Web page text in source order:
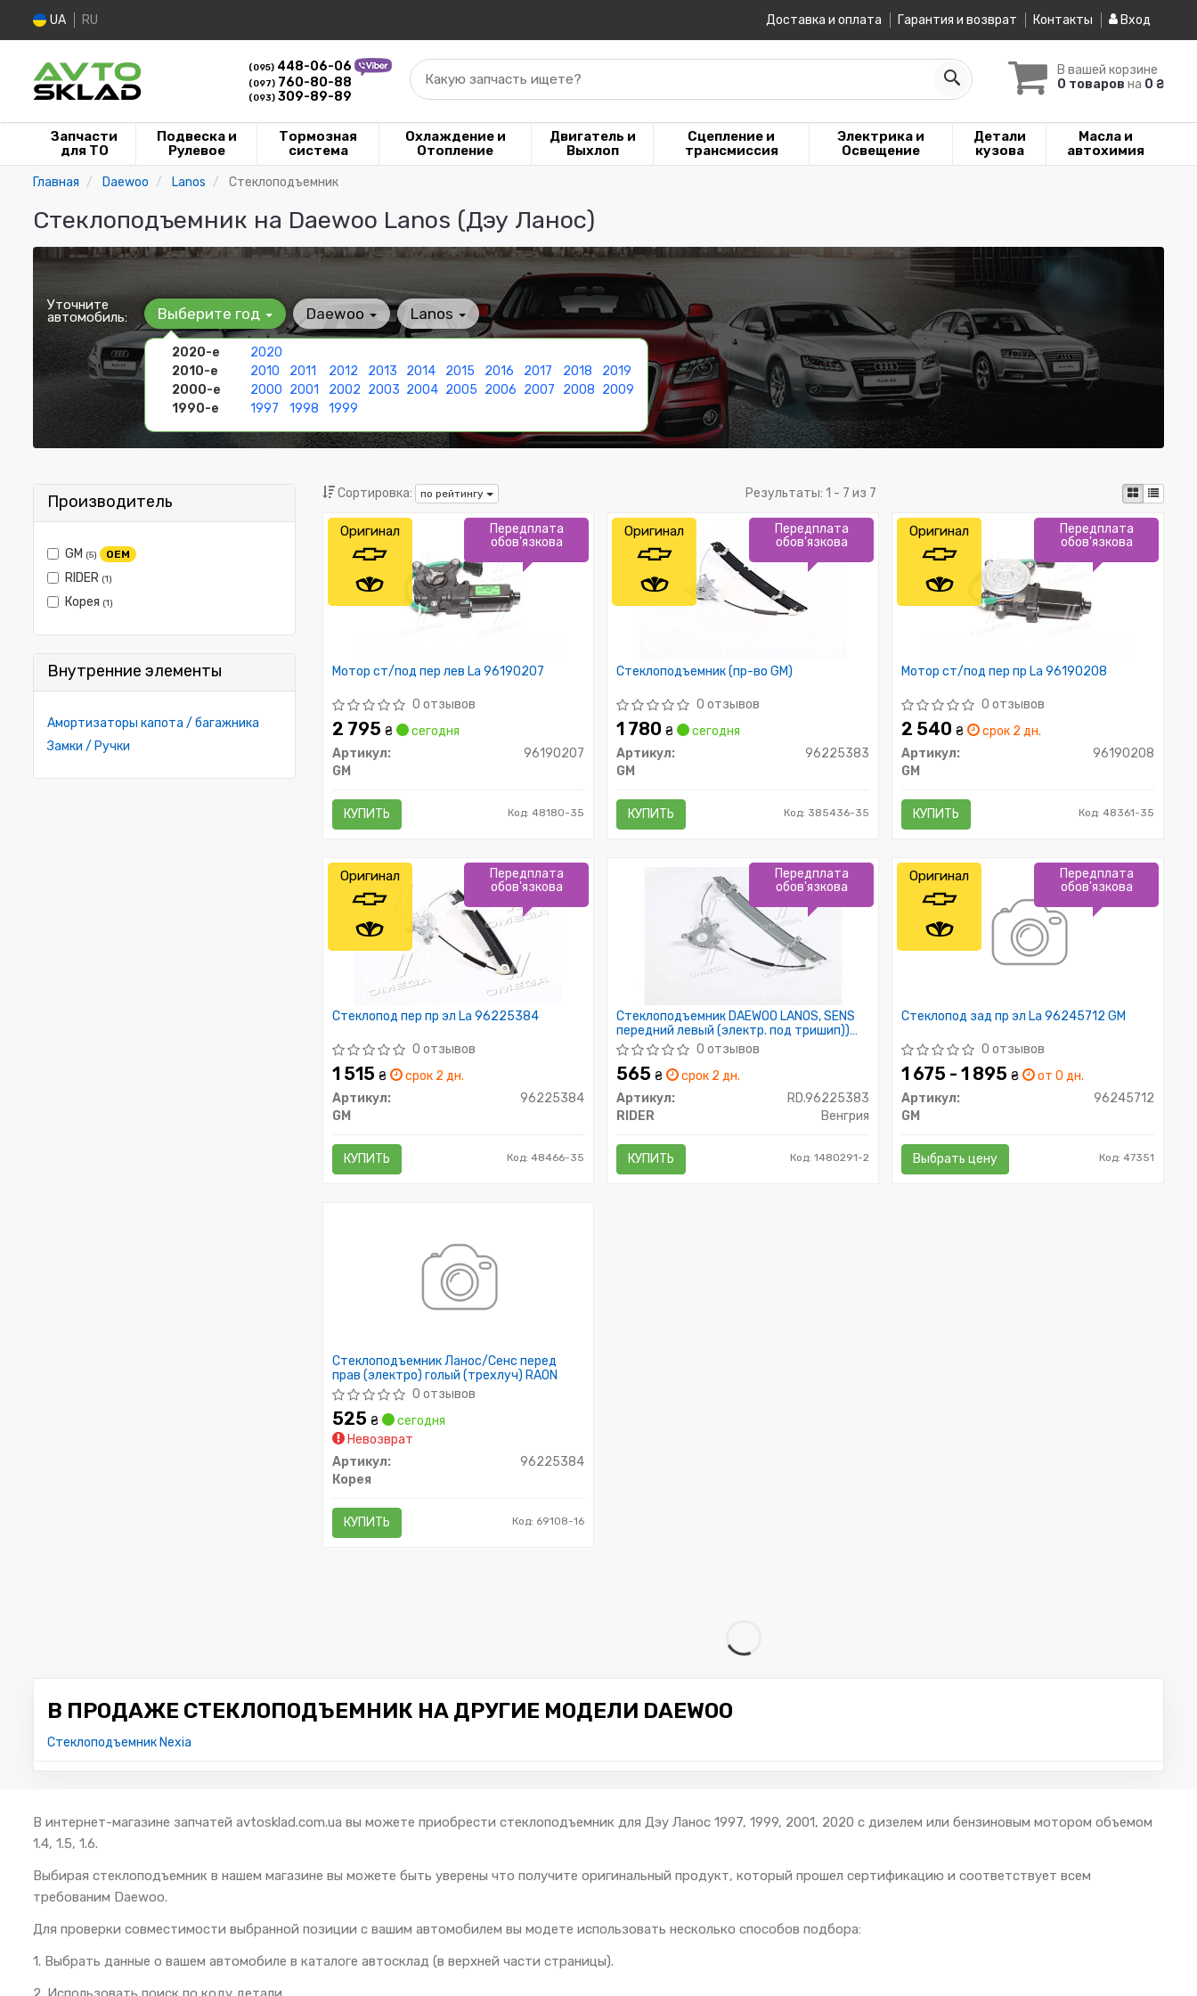
UA RU Доставка и оплата Гарантия и возврат Контакты Вход
(095) 448-06-06
(097) 760-80-88
(093) 309-89-89
В вашей корзине
0 товаров на 0 ₴
Какую запчасть ищете?
Запчасти
для ТО
Подвеска и
Рулевое
Тормозная
система
Охлаждение и
Отопление
Двигатель и
Выхлоп
Сцепление и
трансмиссия
Электрика и
Освещение
Детали
кузова
Масла и
автохимия
Главная Daewoo Lanos Стеклоподъемник
Стеклоподъемник на Daewoo Lanos (Дэу Ланос)
Уточните
автомобиль: Выберите год
2020-е
2020
2010-е
2010 2011 2012 2013 2014 2015 2016 2017 2018
2019
2000-е
2000 2001 2002 2003 2004 2005 2006 2007 2008 2009
1990-е
1997 1998 1999
Daewoo Lanos
Производитель
GM (5) OEM
RIDER (1)
Корея (1)
Внутренние элементы
Амортизаторы капота / багажника
Замки / Ручки
Сортировка: по рейтингу Результаты: 1 - 7 из 7
Мотор ст/под пер лев La 96190207
0 отзывов
2 795 ₴
сегодня
Артикул:
96190207
GM
КУПИТЬ Код: 48180-35
Передплата
обов'язкова
Оригинал
Стеклоподъемник (пр-во GM)
0 отзывов
1 780₴
сегодня
Артикул:
96225383
GM
КУПИТЬ Код: 385436-35
Передплата
обов'язкова
Оригинал
Мотор ст/под пер пр La 96190208
0 отзывов
2 540₴
срок 2 дн.
Артикул:
96190208
GM
КУПИТЬ Код: 48361-35
Передплата
обов'язкова
Оригинал
Стеклопод пер пр эл La 96225384
0 отзывов
1 515 ₴
срок 2 дн.
Артикул:
96225384
GM
КУПИТЬ Код: 48466-35
Передплата
обов'язкова
Оригинал
Стеклоподъемник DAEWOO LANOS, SENS
передний левый (электр. под тришип))
(RIDER)
0 отзывов
565₴
срок 2 дн.
Артикул:
RD.96225383
RIDER
Венгрия
КУПИТЬ Код: 1480291-2
Передплата
обов'язкова
Стеклопод зад пр эл La 96245712 GM
0 отзывов
1 675 - 1 895₴
от 0 дн.
Артикул:
96245712
GM
Выбрать цену Код: 47351
Передплата
обов'язкова
Оригинал
Стеклоподъемник Ланос/Сенс перед
прав (электро) голый (трехлуч) RAON
0 отзывов
525 ₴
сегодня
Невозврат
Артикул:
96225384
Корея
КУПИТЬ Код: 69108-16
В ПРОДАЖЕ СТЕКЛОПОДЪЕМНИК НА ДРУГИЕ МОДЕЛИ DAEWOO
Стеклоподъемник Nexia
В интернет-магазине запчатей avtosklad.com.ua вы можете приобрести стеклоподъемник для Дэу Ланос 1997, 1999, 2001, 2020 с дизелем или бензиновым мотором объемом
1.4, 1.5, 1.6.
Выбирая стеклоподъемник в нашем магазине вы можете быть уверены что получите оригинальный продукт, который прошел сертификацию и соответствует всем
требованим Daewoo.
Для проверки совместимости выбранной позиции с вашим автомобилем вы модете использовать несколько способов подбора:
1. Выбрать данные о вашем автомобиле в каталоге автосклад (в верхней части страницы).